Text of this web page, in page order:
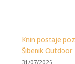
Knin postaje
Šibenik Outdoor
31/07/2026